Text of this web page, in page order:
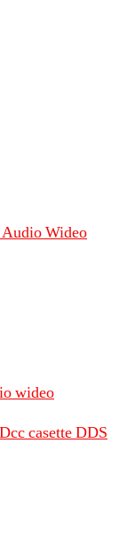
Wideo
wideo
casette DDS